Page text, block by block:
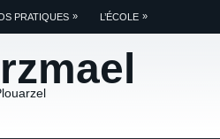
PRATIQUES » L’ÉCOLE »